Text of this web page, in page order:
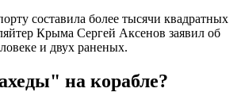
составила более тысячи квадратных
Крыма Сергей Аксенов заявил об
и двух раненых.
на корабле?